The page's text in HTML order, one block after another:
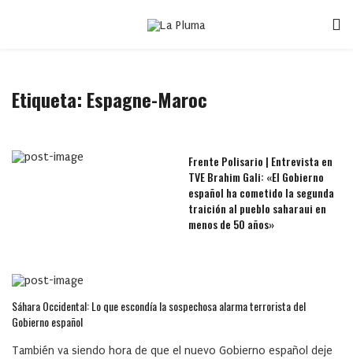
Etiqueta: Espagne-Maroc
Frente Polisario | Entrevista en
TVE Brahim Gali: «El Gobierno
español ha cometido la segunda
traición al pueblo saharaui en
menos de 50 años»
Sáhara Occidental: Lo que escondía la sospechosa alarma terrorista del
Gobierno español
También va siendo hora de que el nuevo Gobierno español deje